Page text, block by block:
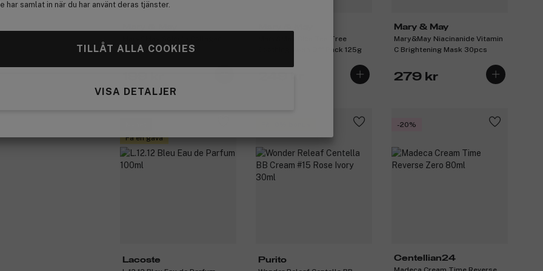
har samlat in när du har använt deras tjänster.
TILLÅT ALLA COOKIES
VISA DETALJER
PDRN Cream 15g
Mary&May Cica Tea Tree
Soothing Wash Off Pack 125g
Mary & May
Mary&May Niacinanide Vitamin
C Brightening Mask 30pcs
279 kr
Få en gåva
Lacoste
Purito
-20%
Centellian24